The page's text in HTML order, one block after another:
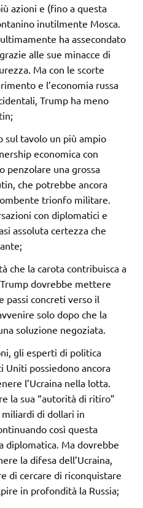
azioni e (fino a questa
inutilmente Mosca.
ha assecondato
alle sue minacce di
Ma con le scorte
e l’economia russa
Trump ha meno
tavolo un più ampio
economica con
penzolare una grossa
che potrebbe ancora
trionfo militare.
con diplomatici e
assoluta certezza che
che la carota contribuisca a
dovrebbe mettere
passi concreti verso il
solo dopo che la
soluzione negoziata.
gli esperti di politica
Uniti possiedono ancora
l’Ucraina nella lotta.
la sua “autorità di ritiro”
di dollari in
così questa
diplomatica. Ma dovrebbe
la difesa dell’Ucraina,
di cercare di riconquistare
in profondità la Russia;